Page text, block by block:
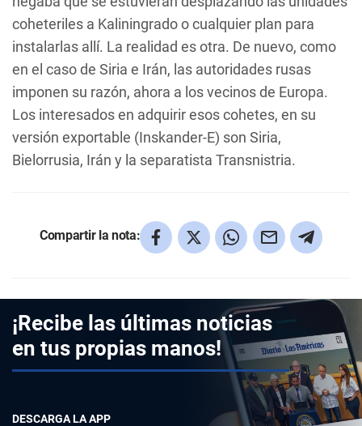
coheteriles a Kaliningrado o cualquier plan para
instalarlas allí. La realidad es otra. De nuevo, como
en el caso de Siria e Irán, las autoridades rusas
imponen su razón, ahora a los vecinos de Europa.
Los interesados en adquirir esos cohetes, en su
versión exportable (Inskander-E) son Siria,
Bielorrusia, Irán y la separatista Transnistria.
Compartir la nota:
¡Recibe las últimas noticias
en tus propias manos!
DESCARGA LA APP